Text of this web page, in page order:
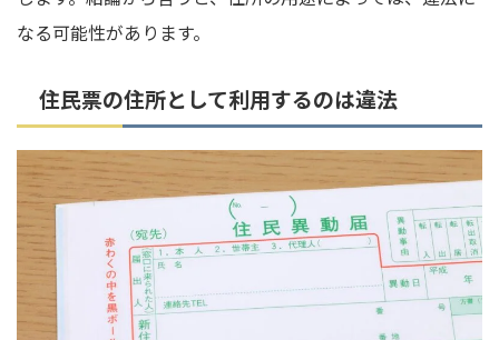
なる可能性があります。
住民票の住所として利用するのは違法